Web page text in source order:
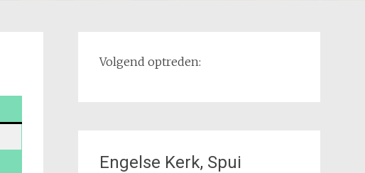
Volgend optreden:
Engelse Kerk, Spui